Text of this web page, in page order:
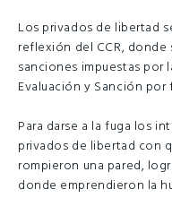
Los privados de libertad
reflexión del CCR,
sanciones impuestas por
Evaluación y Sanción
Para darse a la fuga los
privados de libertad con
rompieron una pared,
donde emprendieron la